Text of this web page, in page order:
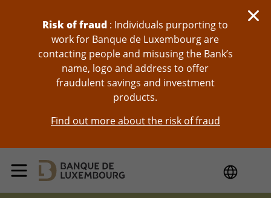
Risk of fraud : Individuals purporting to
work for Banque de Luxembourg are
contacting people and misusing the Bank’s
name, logo and address to offer
fraudulent savings and investment
products.
Find out more about the risk of fraud